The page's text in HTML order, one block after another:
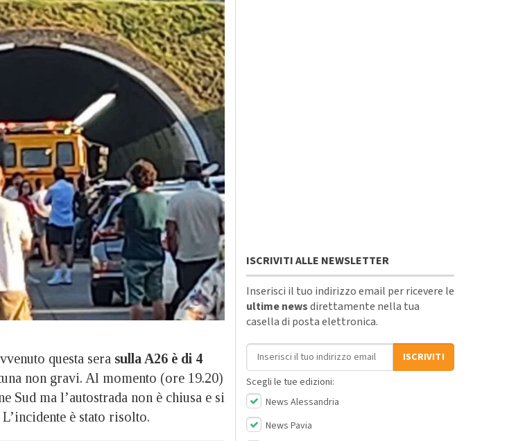
questa sera sulla A26 è di 4
non gravi. Al momento (ore 19.20)
ma l’autostrada non è chiusa e si
è stato risolto.
ISCRIVITI ALLE NEWSLETTER
Inserisci il tuo indirizzo email per ricevere le
ultime newsdirettamente nella tua
casella di posta elettronica.
Indirizzo email
ISCRIVITI
Scegli le tue edizioni:
News Alessandria
News Pavia